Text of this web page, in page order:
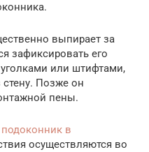
выпирает за
зафиксировать его
или штифтами,
Позже он
пены.
подоконник в
осуществляются во